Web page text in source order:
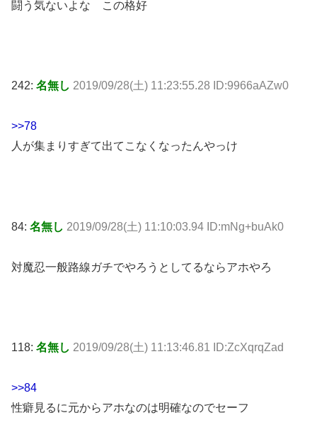
闘う気ないよな この格好
242: 名無し 2019/09/28(土) 11:23:55.28 ID:9966aAZw0
>>78
人が集まりすぎて出てこなくなったんやっけ
84: 名無し 2019/09/28(土) 11:10:03.94 ID:mNg+buAk0
対魔忍一般路線ガチでやろうとしてるならアホやろ
118: 名無し 2019/09/28(土) 11:13:46.81 ID:ZcXqrqZad
>>84
性癖見るに元からアホなのは明確なのでセーフ